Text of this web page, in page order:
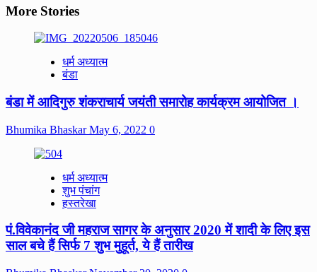
More Stories
धर्म अध्यात्म
बंडा
बंडा में आदिगुरु शंकराचार्य जयंती समारोह कार्यक्रम आयोजित ।
Bhumika BhaskarMay 6, 2022 0
धर्म अध्यात्म
शुभ पंचांग
हस्तरेखा
पं.विवेकानंद जी महराज सागर के अनुसार 2020 में शादी के लिए इस
साल बचे हैं सिर्फ 7 शुभ मुहूर्त, ये हैं तारीख